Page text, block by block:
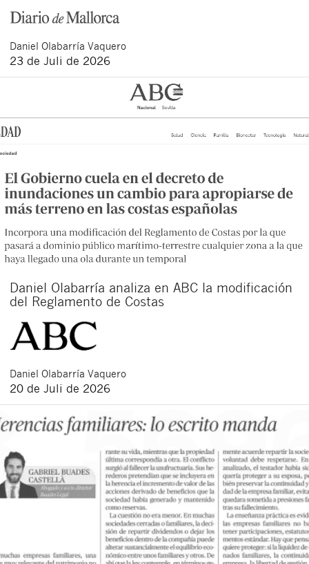
Daniel Olabarría Vaquero
23 de Juli de 2026
Daniel Olabarría analiza en ABC la modificación
del Reglamento de Costas
Daniel Olabarría Vaquero
20 de Juli de 2026